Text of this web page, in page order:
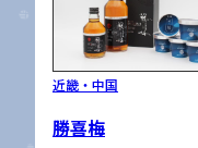
近畿・中国
勝喜梅